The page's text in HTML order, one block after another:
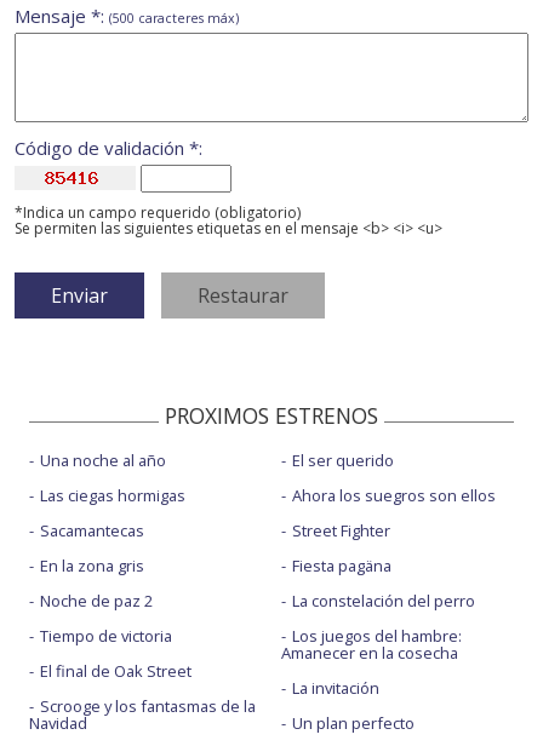
Mensaje *: (500 caracteres máx)
Código de validación *:
*Indica un campo requerido (obligatorio)
Se permiten las siguientes etiquetas en el mensaje <b> <i> <u>
PROXIMOS ESTRENOS
Una noche al año
Las ciegas hormigas
Sacamantecas
En la zona gris
Noche de paz 2
Tiempo de victoria
El final de Oak Street
Scrooge y los fantasmas de la
Navidad
El ser querido
Ahora los suegros son ellos
Street Fighter
Fiesta pagäna
La constelación del perro
Los juegos del hambre:
Amanecer en la cosecha
La invitación
Un plan perfecto